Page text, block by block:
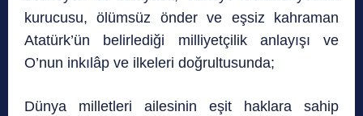
kurucusu, ölümsüz önder ve eşsiz kahraman
Atatürk’ün belirlediği milliyetçilik anlayışı ve
O’nun inkılâp ve ilkeleri doğrultusunda;
Dünya milletleri ailesinin eşit haklara sahip